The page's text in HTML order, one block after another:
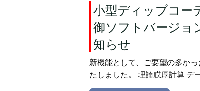
小型ディップコー
御ソフトバージョ
知らせ
新機能として、ご要望の多か
たしました。 理論膜厚計算 デ